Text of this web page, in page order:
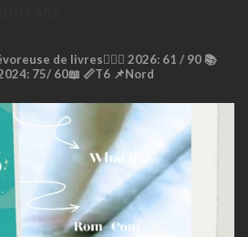
de livres🙇🏼‍♀️ 2026: 61 / 90 📚
75/ 60📖 📏T6 📌Nord